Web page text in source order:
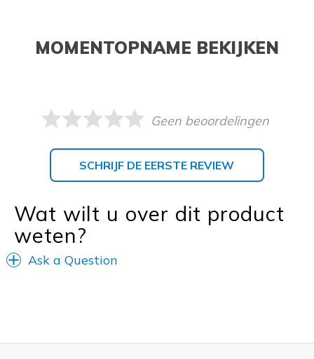
MOMENTOPNAME BEKIJKEN
Geen beoordelingen
SCHRIJF DE EERSTE REVIEW
Wat wilt u over dit product
weten?
Ask a Question